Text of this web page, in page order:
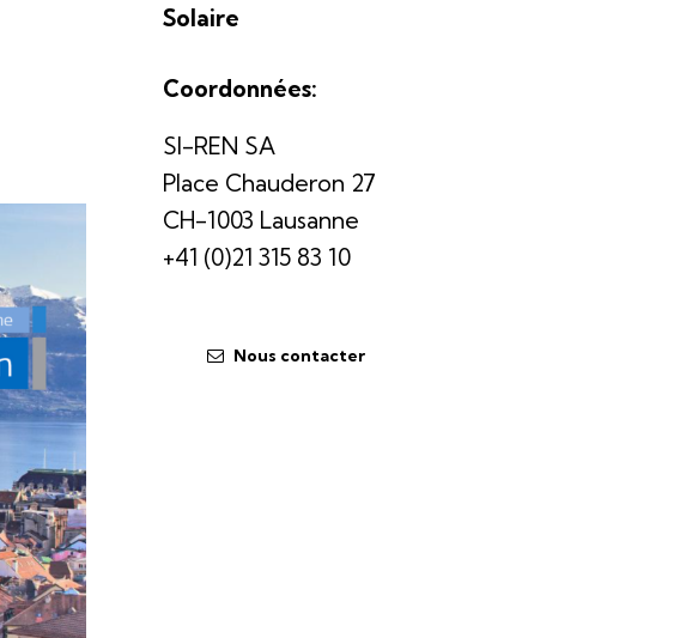
Solaire
Coordonnées:
SI-REN SA
Place Chauderon 27
CH-1003 Lausanne
+41 (0)21 315 83 10
Nous contacter